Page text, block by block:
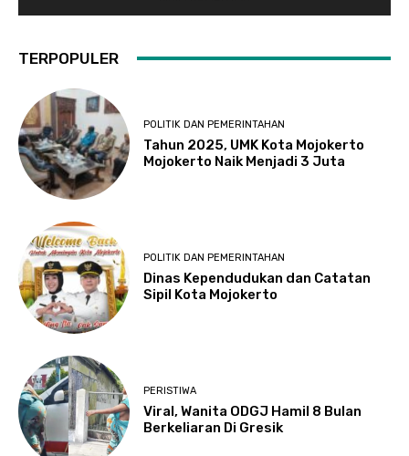
TERPOPULER
POLITIK DAN PEMERINTAHAN
Tahun 2025, UMK Kota Mojokerto
Mojokerto Naik Menjadi 3 Juta
POLITIK DAN PEMERINTAHAN
Dinas Kependudukan dan Catatan
Sipil Kota Mojokerto
PERISTIWA
Viral, Wanita ODGJ Hamil 8 Bulan
Berkeliaran Di Gresik